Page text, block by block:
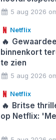
5 aug 2026
Netflix
🔥
binnenkort
te zien
5 aug 2026
Netflix
🔥 Britse
op Netflix: